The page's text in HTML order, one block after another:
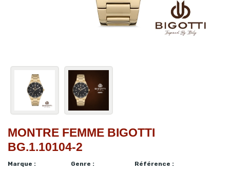
MONTRE FEMME BIGOTTI
BG.1.10104-2
Marque :
Genre :
Référence :